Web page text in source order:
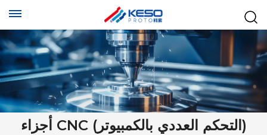
أجزاء CNC (التحكم العددي بالكمبيوتر)